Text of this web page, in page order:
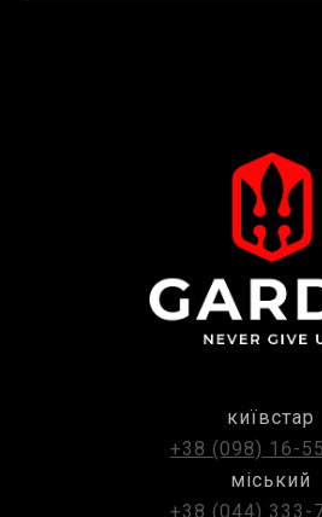
київстар
+38 (098) 16-
міський
+38 (044) 333-